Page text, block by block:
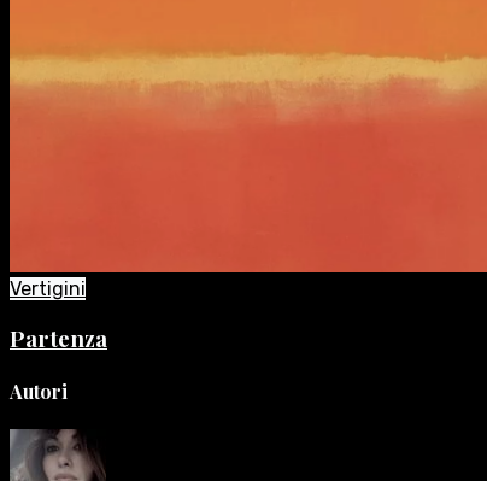
Vertigini
Partenza
Autori